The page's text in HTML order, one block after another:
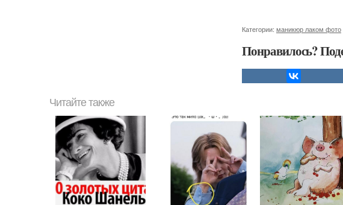
Категории: маникюр лаком фото
Понравилось?
Читайте также